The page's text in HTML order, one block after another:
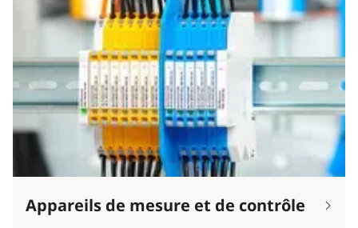
Appareils de mesure et de contrôle